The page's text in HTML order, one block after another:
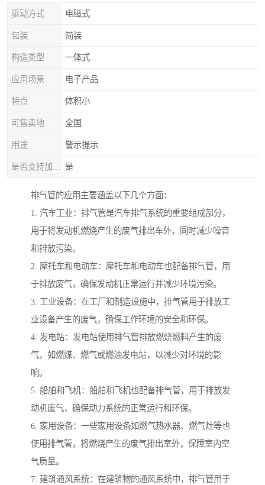
驱动方式 电磁式
包装 简装
构造类型 一体式
应用场景 电子产品
特点 体积小
可售卖地 全国
用途 警示提示
是
排气管的应用主要涵盖以下几个方面：
1. 汽车工业：排气管是汽车排气系统的重要组成部分，
用于将发动机燃烧产生的废气排出车外，同时减少噪音
和排放污染。
2. 摩托车和电动车：摩托车和电动车也配备排气管，用
于排放废气，确保发动机正常运行并减少环境污染。
3. 工业设备：在工厂和制造设施中，排气管用于排放工
业设备产生的废气，确保工作环境的安全和环保。
4. 发电站：发电站使用排气管排放燃烧燃料产生的废
气，如燃煤、燃气或燃油发电站，以减少对环境的影
响。
5. 船舶和飞机：船舶和飞机也配备排气管，用于排放发
动机废气，确保动力系统的正常运行和环保。
6. 家用设备：一些家用设备如燃气热水器、燃气灶等也
使用排气管，将燃烧产生的废气排出室外，保障室内空
气质量。
7. 建筑通风系统：在建筑物的通风系统中，排气管用于